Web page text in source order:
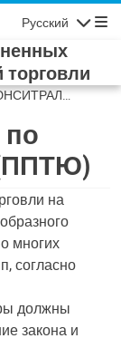
Русский
по
на
многих
согласно
должны
закона и